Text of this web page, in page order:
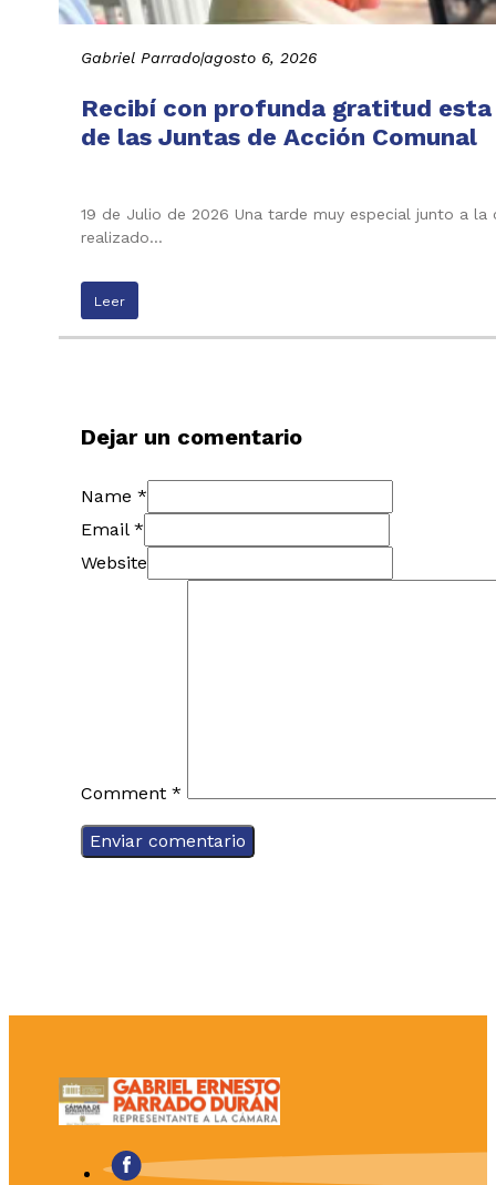
Gabriel Parrado|agosto 6, 2026
Recibí con profunda gratitud
de las Juntas de Acción Comunal
19 de Julio de 2026 Una tarde muy especial junto a
realizado…
Leer
Dejar un comentario
Name *
Email *
Website
Comment *